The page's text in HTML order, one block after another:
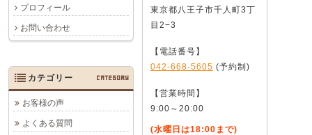
プロフィール
お問い合わせ
東京都八王子市千人町3丁
目2−3
【電話番号】
042-668-5605 (予約制)
【営業時間】
9:00～20:00
(水曜日は18:00まで)
カテゴリー CATEGORY
お客様の声
よくある質問